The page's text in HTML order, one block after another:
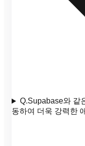
Q.Supabase와 같
동하여 더욱 강력한